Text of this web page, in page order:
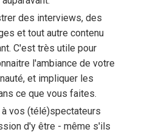
des interviews, des
et tout autre contenu
C'est très utile pour
l'ambiance de votre
et impliquer les
ce que vous faites.
à vos (télé)spectateurs
d'y être - même s'ils